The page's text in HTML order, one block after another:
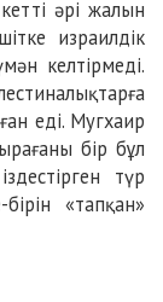
әрі жалын
израилдік
келтірмеді.
еді. Мугхаир
бір бұл
түр
«тапқан»